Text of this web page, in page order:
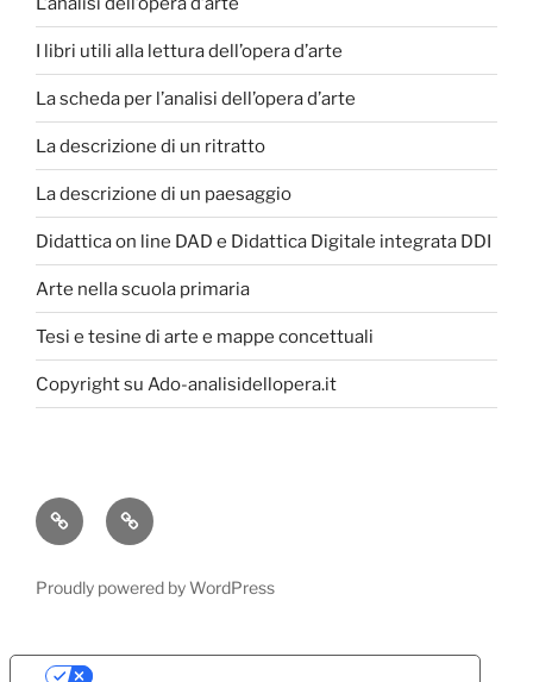
I libri utili alla lettura dell’opera d’arte
La scheda per l’analisi dell’opera d’arte
La descrizione di un ritratto
La descrizione di un paesaggio
Didattica on line DAD e Didattica Digitale integrata DDI
Arte nella scuola primaria
Tesi e tesine di arte e mappe concettuali
Copyright su Ado-analisidellopera.it
Privacy
Policy
Cookie
Poicy
Proudly powered by WordPress
Le tue preferenze relative alla privacy